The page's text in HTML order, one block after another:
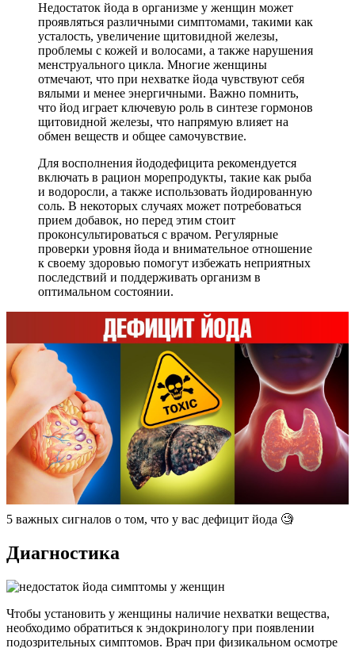
Недостаток йода в организме у женщин может
проявляться различными симптомами, такими как
усталость, увеличение щитовидной железы,
проблемы с кожей и волосами, а также нарушения
менструального цикла. Многие женщины
отмечают, что при нехватке йода чувствуют себя
вялыми и менее энергичными. Важно помнить,
что йод играет ключевую роль в синтезе гормонов
щитовидной железы, что напрямую влияет на
обмен веществ и общее самочувствие.
Для восполнения йододефицита рекомендуется
включать в рацион морепродукты, такие как рыба
и водоросли, а также использовать йодированную
соль. В некоторых случаях может потребоваться
прием добавок, но перед этим стоит
проконсультироваться с врачом. Регулярные
проверки уровня йода и внимательное отношение
к своему здоровью помогут избежать неприятных
последствий и поддерживать организм в
оптимальном состоянии.
5 важных сигналов о том, что у вас дефицит йода 🧐
Диагностика
Чтобы установить у женщины наличие нехватки вещества,
необходимо обратиться к эндокринологу при появлении
подозрительных симптомов. Врач при физикальном осмотре